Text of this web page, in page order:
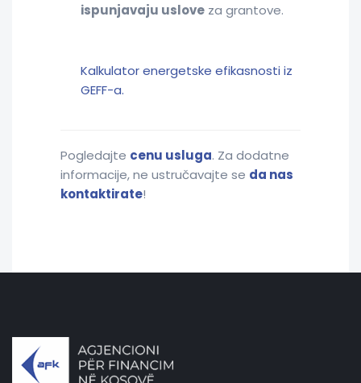
ispunjavaju uslove za grantove.
Kalkulator energetske efikasnosti iz
GEFF-a.
Pogledajte cenu usluga. Za dodatne
informacije, ne ustručavajte se da nas
kontaktirate!